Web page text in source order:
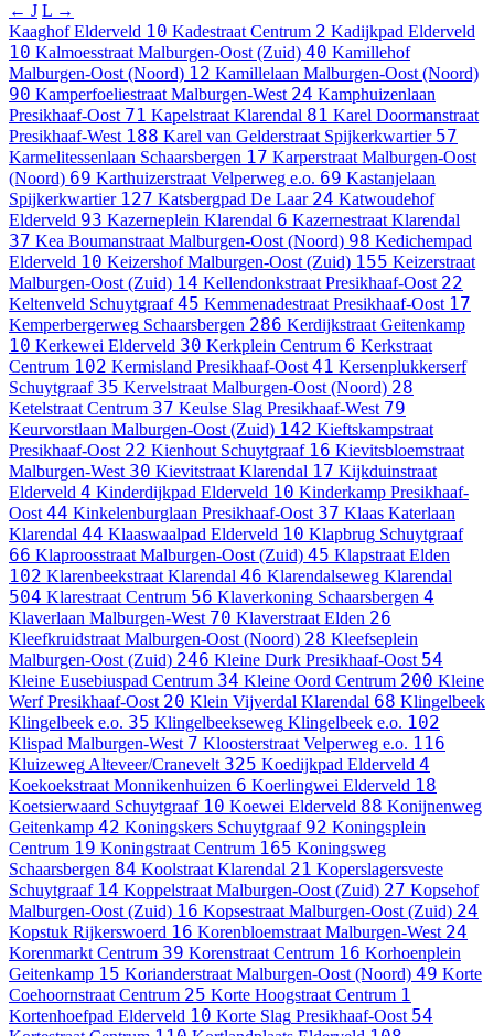
← J L →
Kaaghof Elderveld 10 Kadestraat Centrum 2 Kadijkpad Elderveld
10 Kalmoesstraat Malburgen-Oost (Zuid) 40 Kamillehof
Malburgen-Oost (Noord) 12 Kamillelaan Malburgen-Oost (Noord)
90 Kamperfoeliestraat Malburgen-West 24 Kamphuizenlaan
Presikhaaf-Oost 71 Kapelstraat Klarendal 81 Karel Doormanstraat
Presikhaaf-West 188 Karel van Gelderstraat Spijkerkwartier 57
Karmelitessenlaan Schaarsbergen 17 Karperstraat Malburgen-Oost
(Noord) 69 Karthuizerstraat Velperweg e.o. 69 Kastanjelaan
Spijkerkwartier 127 Katsbergpad De Laar 24 Katwoudehof
Elderveld 93 Kazerneplein Klarendal 6 Kazernestraat Klarendal
37 Kea Boumanstraat Malburgen-Oost (Noord) 98 Kedichempad
Elderveld 10 Keizershof Malburgen-Oost (Zuid) 155 Keizerstraat
Malburgen-Oost (Zuid) 14 Kellendonkstraat Presikhaaf-Oost 22
Keltenveld Schuytgraaf 45 Kemmenadestraat Presikhaaf-Oost 17
Kemperbergerweg Schaarsbergen 286 Kerdijkstraat Geitenkamp
10 Kerkewei Elderveld 30 Kerkplein Centrum 6 Kerkstraat
Centrum 102 Kermisland Presikhaaf-Oost 41 Kersenplukkerserf
Schuytgraaf 35 Kervelstraat Malburgen-Oost (Noord) 28
Ketelstraat Centrum 37 Keulse Slag Presikhaaf-West 79
Keurvorstlaan Malburgen-Oost (Zuid) 142 Kieftskampstraat
Presikhaaf-Oost 22 Kienhout Schuytgraaf 16 Kievitsbloemstraat
Malburgen-West 30 Kievitstraat Klarendal 17 Kijkduinstraat
Elderveld 4 Kinderdijkpad Elderveld 10 Kinderkamp Presikhaaf-
Oost 44 Kinkelenburglaan Presikhaaf-Oost 37 Klaas Katerlaan
Klarendal 44 Klaaswaalpad Elderveld 10 Klapbrug Schuytgraaf
66 Klaproosstraat Malburgen-Oost (Zuid) 45 Klapstraat Elden
102 Klarenbeekstraat Klarendal 46 Klarendalseweg Klarendal
504 Klarestraat Centrum 56 Klaverkoning Schaarsbergen 4
Klaverlaan Malburgen-West 70 Klaverstraat Elden 26
Kleefkruidstraat Malburgen-Oost (Noord) 28 Kleefseplein
Malburgen-Oost (Zuid) 246 Kleine Durk Presikhaaf-Oost 54
Kleine Eusebiuspad Centrum 34 Kleine Oord Centrum 200 Kleine
Werf Presikhaaf-Oost 20 Klein Vijverdal Klarendal 68 Klingelbeek
Klingelbeek e.o. 35 Klingelbeekseweg Klingelbeek e.o. 102
Klispad Malburgen-West 7 Kloosterstraat Velperweg e.o. 116
KluizewegAlteveer/Cranevelt 325 Koedijkpad Elderveld 4
Koekoekstraat Monnikenhuizen 6 Koerlingwei Elderveld 18
Koetsierwaard Schuytgraaf 10 Koewei Elderveld 88 Konijnenweg
Geitenkamp 42 Koningskers Schuytgraaf 92 Koningsplein
Centrum 19 Koningstraat Centrum 165 Koningsweg
Schaarsbergen 84 Koolstraat Klarendal 21 Koperslagersveste
Schuytgraaf 14 Koppelstraat Malburgen-Oost (Zuid) 27 Kopsehof
Malburgen-Oost (Zuid) 16 Kopsestraat Malburgen-Oost (Zuid) 24
Kopstuk Rijkerswoerd 16 Korenbloemstraat Malburgen-West 24
Korenmarkt Centrum 39 Korenstraat Centrum 16 Korhoenplein
Geitenkamp 15 Korianderstraat Malburgen-Oost (Noord) 49 Korte
Coehoornstraat Centrum 25 Korte Hoogstraat Centrum 1
Kortenhoefpad Elderveld 10 Korte Slag Presikhaaf-Oost 54